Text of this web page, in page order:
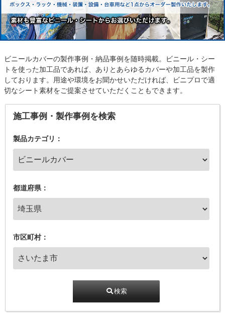
ビニールカバーの製作事例・納品事例を随時掲載。ビニール・シー
トを使った加工品であれば、ありとあらゆるカバーや加工品を製作
しております。用途や環境をお聞かせいただければ、ビニプロで適
切なシート素材をご提案させていただくこともできます。
施工事例・製作事例を検索
製品カテゴリ：
都道府県：
市区町村：
検索